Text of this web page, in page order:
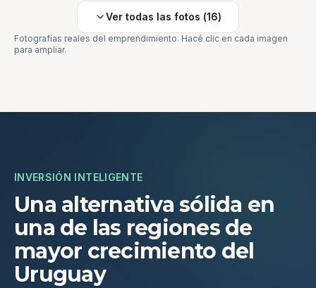
Ver todas las fotos (16)
Fotografías reales del emprendimiento. Hacé clic en cada imagen
para ampliar.
INVERSIÓN INTELIGENTE
Una alternativa sólida en
una de las regiones de
mayor crecimiento del
Uruguay